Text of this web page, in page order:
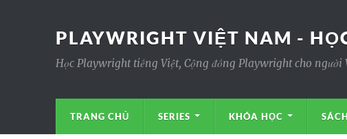
PLAYWRIGHT VIỆT NAM -
Học Playwright tiếng Việt, Cộng đồng Playwright cho người
TRANG CHỦ SERIES KHÓA HỌC